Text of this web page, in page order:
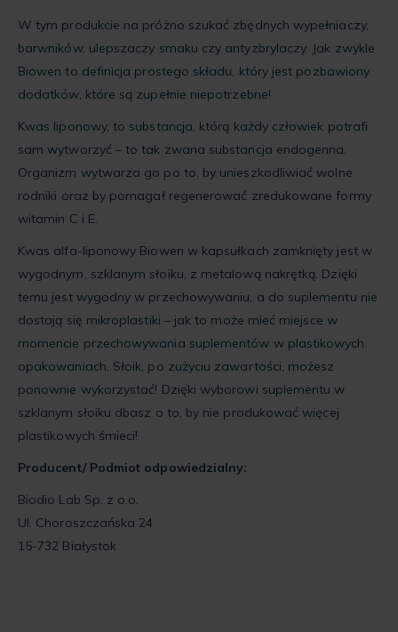
W tym produkcie na próżno szukać zbędnych wypełniaczy,
barwników, ulepszaczy smaku czy antyzbrylaczy. Jak zwykle
Biowen to definicja prostego składu, który jest pozbawiony
dodatków, które są zupełnie niepotrzebne!
Kwas liponowy, to substancja, którą każdy człowiek potrafi
sam wytworzyć – to tak zwana substancja endogenna.
Organizm wytwarza go po to, by unieszkodliwiać wolne
rodniki oraz by pomagał regenerować zredukowane formy
witamin C i E.
Kwas alfa-liponowy Biowen w kapsułkach zamknięty jest w
wygodnym, szklanym słoiku, z metalową nakrętką. Dzięki
temu jest wygodny w przechowywaniu, a do suplementu nie
dostają się mikroplastiki – jak to może mieć miejsce w
momencie przechowywania suplementów w plastikowych
opakowaniach. Słoik, po zużyciu zawartości, możesz
ponownie wykorzystać! Dzięki wyborowi suplementu w
szklanym słoiku dbasz o to, by nie produkować więcej
plastikowych śmieci!
Producent/ Podmiot odpowiedzialny:
Biodio Lab Sp. z o.o.
Ul. Choroszczańska 24
15-732 Białystok